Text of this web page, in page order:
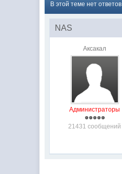
В этой теме нет ответов
NAS
Аксакал
Администраторы
21431 сообщений